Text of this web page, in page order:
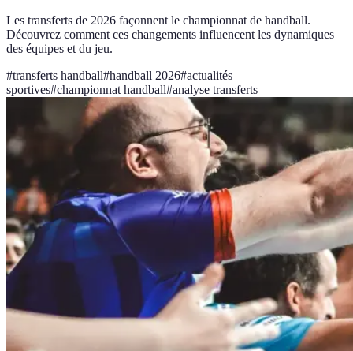
Les transferts de 2026 façonnent le championnat de handball.
Découvrez comment ces changements influencent les dynamiques
des équipes et du jeu.
#transferts handball#handball 2026#actualités
sportives#championnat handball#analyse transferts